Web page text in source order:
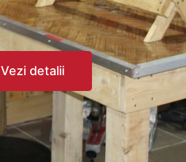
Vezi detalii